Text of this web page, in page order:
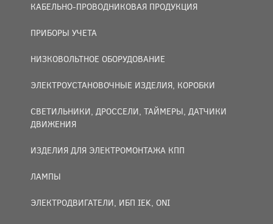
КАБЕЛЬНО-ПРОВОДНИКОВАЯ ПРОДУКЦИЯ
ПРИБОРЫ УЧЕТА
НИЗКОВОЛЬТНОЕ ОБОРУДОВАНИЕ
ЭЛЕКТРОУСТАНОВОЧНЫЕ ИЗДЕЛИЯ, КОРОБКИ
СВЕТИЛЬНИКИ, ДРОССЕЛИ, ТАЙМЕРЫ, ДАТЧИКИ
ДВИЖЕНИЯ
ИЗДЕЛИЯ ДЛЯ ЭЛЕКТРОМОНТАЖА КПП
ЛАМПЫ
ЭЛЕКТРОДВИГАТЕЛИ, ИБП IEK, ONI